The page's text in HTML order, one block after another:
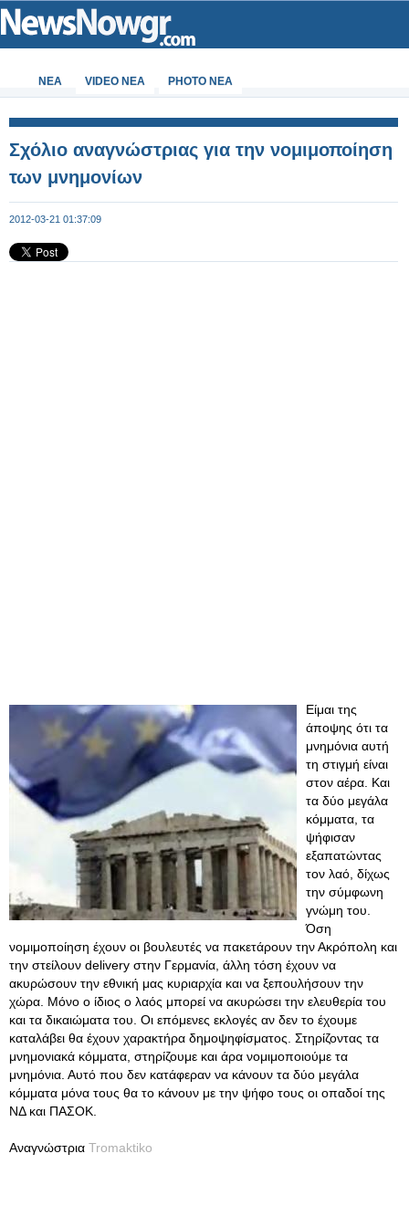
ΝΕΑ VIDEO NEA PHOTO NEA
Σχόλιο αναγνώστριας για την νομιμοποίηση
των μνημονίων
2012-03-21 01:37:09
Είμαι της
άποψης ότι τα
μνημόνια αυτή
τη στιγμή είναι
στον αέρα. Και
τα δύο μεγάλα
κόμματα, τα
ψήφισαν
εξαπατώντας
τον λαό, δίχως
την σύμφωνη
γνώμη του.
Όση
νομιμοποίηση έχουν οι βουλευτές να πακετάρουν την Ακρόπολη και
την στείλουν delivery στην Γερμανία, άλλη τόση έχουν να
ακυρώσουν την εθνική μας κυριαρχία και να ξεπουλήσουν την
χώρα. Μόνο ο ίδιος ο λαός μπορεί να ακυρώσει την ελευθερία του
και τα δικαιώματα του. Οι επόμενες εκλογές αν δεν το έχουμε
καταλάβει θα έχουν χαρακτήρα δημοψηφίσματος. Στηρίζοντας τα
μνημονιακά κόμματα, στηρίζουμε και άρα νομιμοποιούμε τα
μνημόνια. Αυτό που δεν κατάφεραν να κάνουν τα δύο μεγάλα
κόμματα μόνα τους θα το κάνουν με την ψήφο τους οι οπαδοί της
ΝΔ και ΠΑΣΟΚ.
Αναγνώστρια Tromaktiko